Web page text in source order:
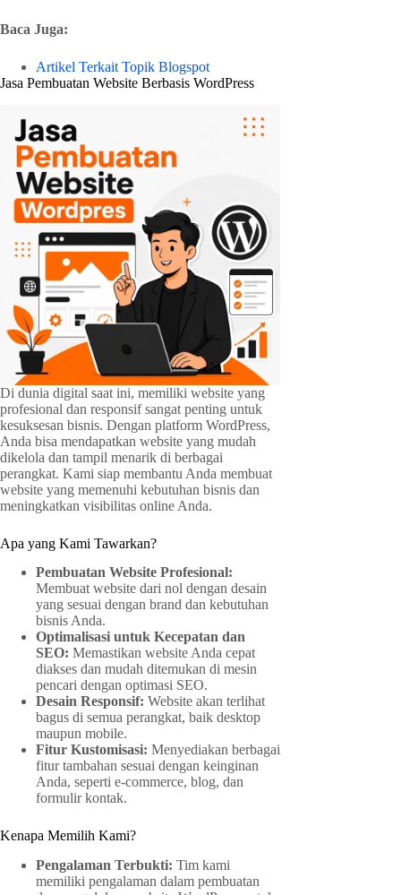
Baca Juga:
Artikel Terkait Topik Blogspot
Jasa Pembuatan Website Berbasis WordPress
Di dunia digital saat ini, memiliki website yang
profesional dan responsif sangat penting untuk
kesuksesan bisnis. Dengan platform WordPress,
Anda bisa mendapatkan website yang mudah
dikelola dan tampil menarik di berbagai
perangkat. Kami siap membantu Anda membuat
website yang memenuhi kebutuhan bisnis dan
meningkatkan visibilitas online Anda.
Apa yang Kami Tawarkan?
Pembuatan Website Profesional:
Membuat website dari nol dengan desain
yang sesuai dengan brand dan kebutuhan
bisnis Anda.
Optimalisasi untuk Kecepatan dan
SEO: Memastikan website Anda cepat
diakses dan mudah ditemukan di mesin
pencari dengan optimasi SEO.
Desain Responsif: Website akan terlihat
bagus di semua perangkat, baik desktop
maupun mobile.
Fitur Kustomisasi: Menyediakan berbagai
fitur tambahan sesuai dengan keinginan
Anda, seperti e-commerce, blog, dan
formulir kontak.
Kenapa Memilih Kami?
Pengalaman Terbukti: Tim kami
memiliki pengalaman dalam pembuatan